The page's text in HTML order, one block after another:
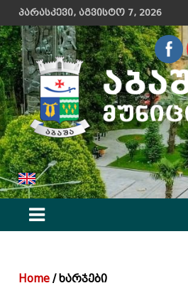
to
content
პარასკევი, აგვისტო 7, 2026
აბაშის მუნიციპალიტეტის მერიის
Home ხარჯები